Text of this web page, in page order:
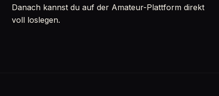
Danach kannst du auf der Amateur-Plattform direkt
voll loslegen.